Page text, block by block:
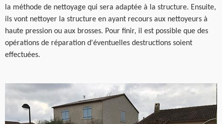
la méthode de nettoyage qui sera adaptée à la structure. Ensuite,
ils vont nettoyer la structure en ayant recours aux nettoyeurs à
haute pression ou aux brosses. Pour finir, il est possible que des
opérations de réparation d'éventuelles destructions soient
effectuées.